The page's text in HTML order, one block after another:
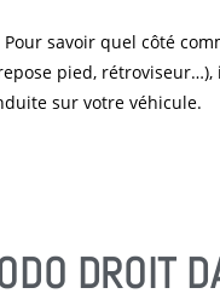
Pour savoir quel côté
pied,
sur votre véhicule.
DROIT